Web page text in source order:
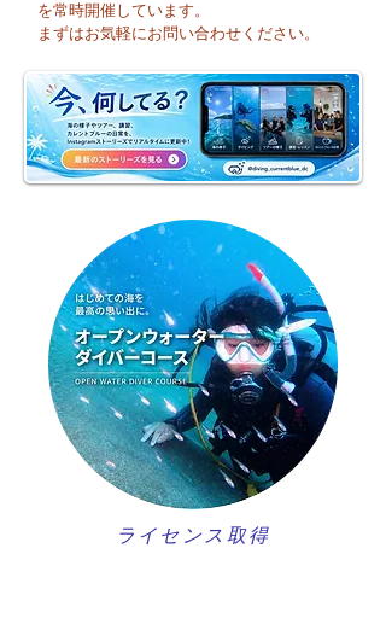
そうですね☀️
を常時開催しています。
まずはお気軽にお問い合わせください。
ライセンス取得